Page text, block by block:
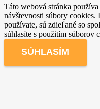
Táto webová stránka
návštevnosti súbory
používate, sú zdieľané so
súhlasíte s použitím súborov
SÚHLASÍM